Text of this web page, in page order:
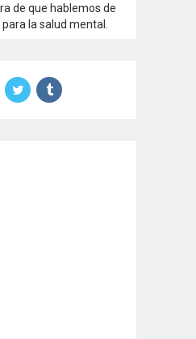
de que hablemos de
la salud mental.